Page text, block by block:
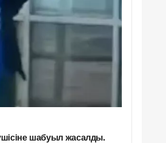
шабуыл жасалды.